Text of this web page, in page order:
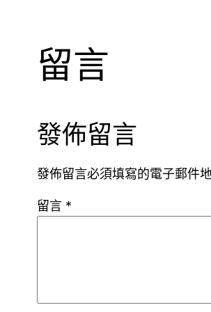
留言
發佈留言
發佈留言必須填寫的電子郵件
留言 *